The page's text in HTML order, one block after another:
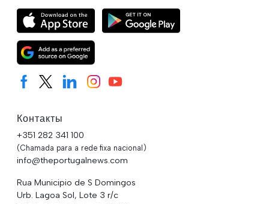
Контакты
+351 282 341 100
(Chamada para a rede fixa nacional)
info@theportugalnews.com
Rua Municipio de S Domingos
Urb. Lagoa Sol, Lote 3 r/c